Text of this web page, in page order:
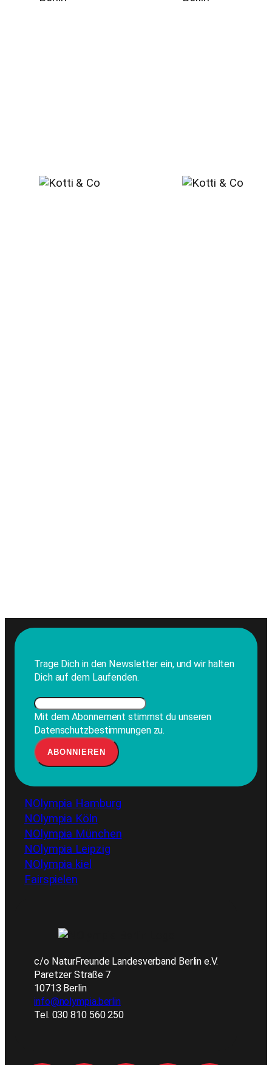
Trage Dich in den Newsletter ein, und wir halten
Dich auf dem Laufenden.
Mit dem Abonnement stimmst du unseren
Datenschutzbestimmungen zu.
NOlympia Hamburg
NOlympia Köln
NOlympia München
NOlympia Leipzig
NOlympia kiel
Fairspielen
c/o NaturFreunde Landesverband Berlin e.V.
Paretzer Straße 7
10713 Berlin
info@nolympia.berlin
Tel. 030 810 560 250